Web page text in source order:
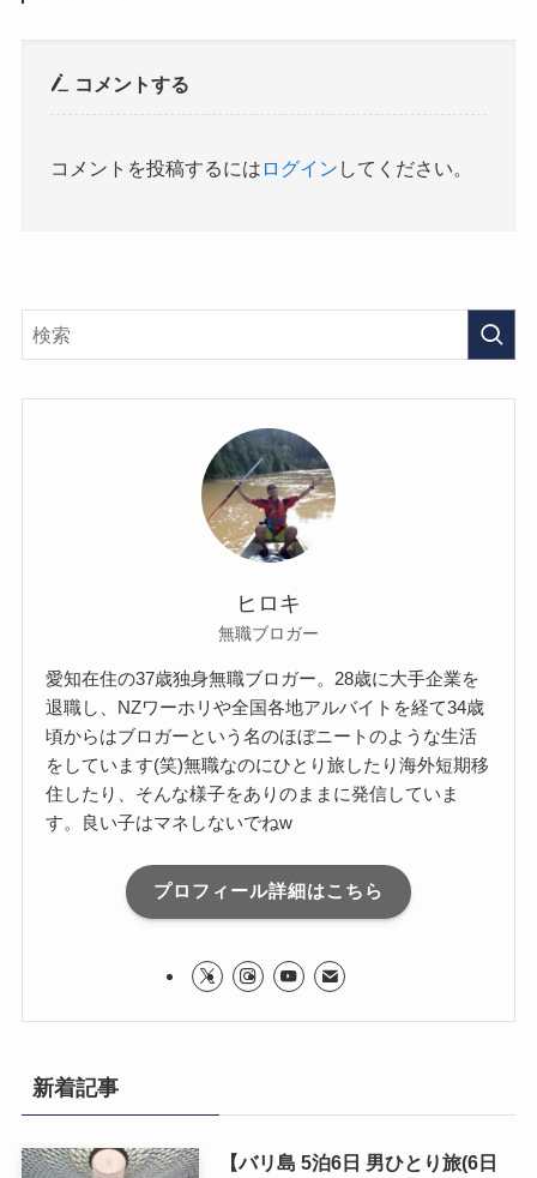
コメントする
コメントを投稿するには ログイン してください。
ヒロキ
無職ブロガー
愛知在住の37歳独身無職ブロガー。28歳に大手企業を
退職し、NZワーホリや全国各地アルバイトを経て34歳
頃からはブロガーという名のほぼニートのような生活
をしています(笑)無職なのにひとり旅したり海外短期移
住したり、そんな様子をありのままに発信していま
す。良い子はマネしないでねw
プロフィール詳細はこちら
新着記事
【バリ島 5泊6日 男ひとり旅(6日